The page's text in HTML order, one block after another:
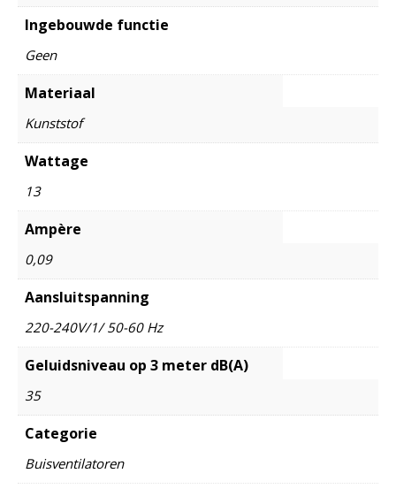
Ingebouwde functie
Geen
Materiaal
Kunststof
Wattage
13
Ampère
0,09
Aansluitspanning
220-240V/1/ 50-60 Hz
Geluidsniveau op 3 meter dB(A)
35
Categorie
Buisventilatoren